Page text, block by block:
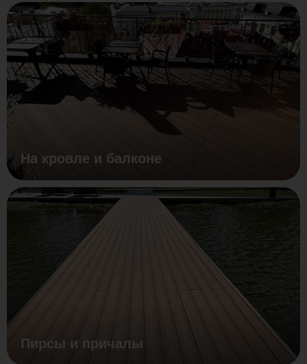
На кровле и балконе
Пирсы и причалы